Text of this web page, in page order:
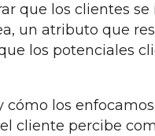
que los clientes se
un atributo que
los potenciales
cómo los
cliente percibe